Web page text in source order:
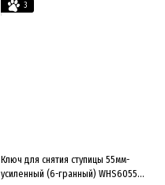
3
Ключ для снятия ступицы 55мм-
уcилeнный (6-гpaнный) WHS6055